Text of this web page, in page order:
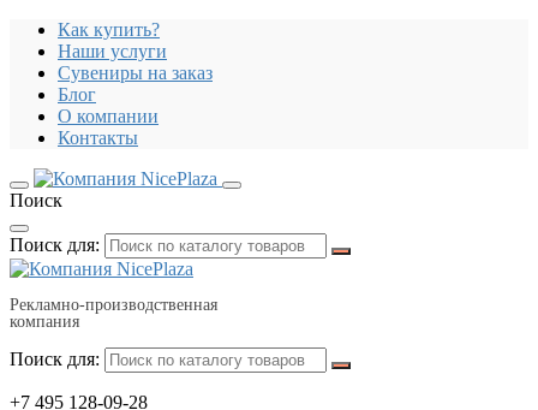
Как купить?
Наши услуги
Сувениры на заказ
Блог
О компании
Контакты
Поиск
Поиск для:
Рекламно-производственная
компания
Поиск для:
+7 495 128-09-28